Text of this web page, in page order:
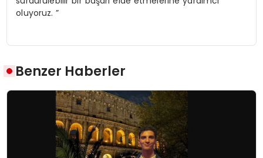
oluyoruz. ”
Benzer Haberler